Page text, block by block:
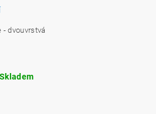
dvouvrstvá
Skladem